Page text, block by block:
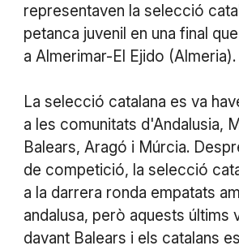
representaven la selecció
petanca juvenil en una final
a Almerimar-El Ejido (Almeria).
La selecció catalana es va
a les comunitats d'Andalusia,
Balears, Aragó i Múrcia.
de competició, la selecció
a la darrera ronda empatats
andalusa, però aquests últims
davant Balears i els catalans